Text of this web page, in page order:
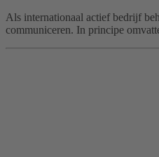
Als internationaal actief bedrijf
communiceren. In principe